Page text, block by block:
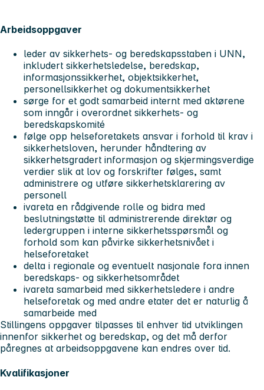
Arbeidsoppgaver
leder av sikkerhets- og beredskapsstaben i UNN,
inkludert sikkerhetsledelse, beredskap,
informasjonssikkerhet, objektsikkerhet,
personellsikkerhet og dokumentsikkerhet
sørge for et godt samarbeid internt med aktørene
som inngår i overordnet sikkerhets- og
beredskapskomité
følge opp helseforetakets ansvar i forhold til krav i
sikkerhetsloven, herunder håndtering av
sikkerhetsgradert informasjon og skjermingsverdige
verdier slik at lov og forskrifter følges, samt
administrere og utføre sikkerhetsklarering av
personell
ivareta en rådgivende rolle og bidra med
beslutningstøtte til administrerende direktør og
ledergruppen i interne sikkerhetsspørsmål og
forhold som kan påvirke sikkerhetsnivået i
helseforetaket
delta i regionale og eventuelt nasjonale fora innen
beredskaps- og sikkerhetsområdet
ivareta samarbeid med sikkerhetsledere i andre
helseforetak og med andre etater det er naturlig å
samarbeide med
Stillingens oppgaver tilpasses til enhver tid utviklingen
innenfor sikkerhet og beredskap, og det må derfor
påregnes at arbeidsoppgavene kan endres over tid.
Kvalifikasjoner